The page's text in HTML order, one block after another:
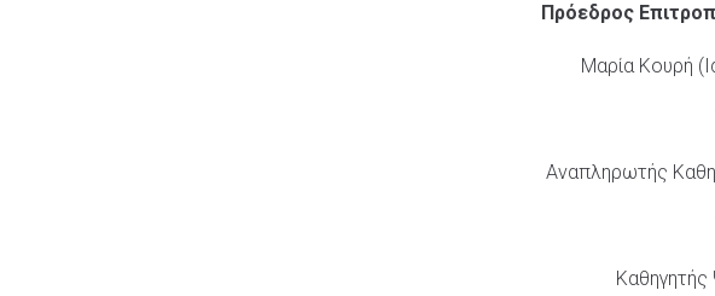
Πρόεδρος
Μαρία Κουρή
Αναπληρωτής
Καθηγητής